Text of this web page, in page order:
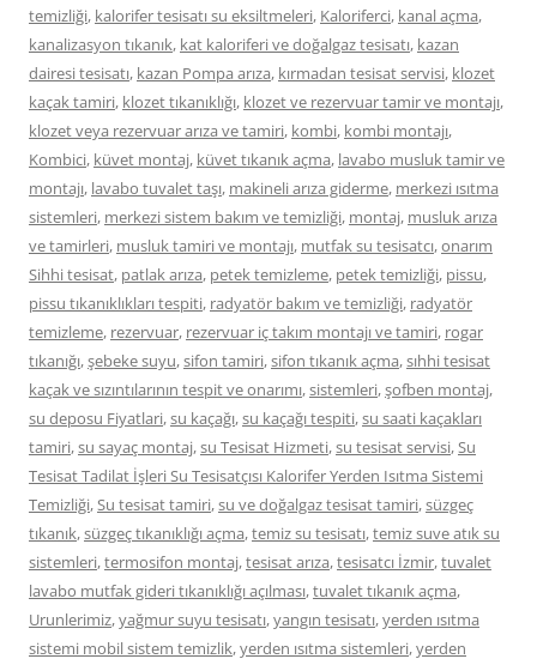
temizliği, kalorifer tesisatı su eksiltmeleri, Kaloriferci, kanal açma,
kanalizasyon tıkanık, kat kaloriferi ve doğalgaz tesisatı, kazan
dairesi tesisatı, kazan Pompa arıza, kırmadan tesisat servisi, klozet
kaçak tamiri, klozet tıkanıklığı, klozet ve rezervuar tamir ve montajı,
klozet veya rezervuar arıza ve tamiri, kombi, kombi montajı,
Kombici, küvet montaj, küvet tıkanık açma, lavabo musluk tamir ve
montajı, lavabo tuvalet taşı, makineli arıza giderme, merkezi ısıtma
sistemleri, merkezi sistem bakım ve temizliği, montaj, musluk arıza
ve tamirleri, musluk tamiri ve montajı, mutfak su tesisatcı,onarım
Sihhi tesisat, patlak arıza, petek temizleme, petek temizliği, pissu,
pissu tıkanıklıkları tespiti, radyatör bakım ve temizliği, radyatör
temizleme, rezervuar, rezervuar iç takım montajı ve tamiri, rogar
tıkanığı,şebeke suyu,sifon tamiri,sifon tıkanık açma,sıhhi tesisat
kaçak ve sızıntılarının tespit ve onarımı,sistemleri,şofben montaj,
su deposu Fiyatlari,su kaçağı,su kaçağı tespiti,su saati kaçakları
tamiri,su sayaç montaj,su Tesisat Hizmeti,su tesisat servisi,Su
Tesisat Tadilat İşleri Su Tesisatçısı Kalorifer Yerden Isıtma Sistemi
Temizliği,Su tesisat tamiri,su ve doğalgaz tesisat tamiri,süzgeç
tıkanık,süzgeç tıkanıklığı açma,temiz su tesisatı,temiz suve atık su
sistemleri,termosifon montaj,tesisat arıza,tesisatcı İzmir,tuvalet
lavabo mutfak gideri tıkanıklığı açılması,tuvalet tıkanık açma,
Urunlerimiz,yağmur suyu tesisatı,yangın tesisatı,yerden ısıtma
sistemi mobil sistem temizlik,yerden ısıtma sistemleri,yerden